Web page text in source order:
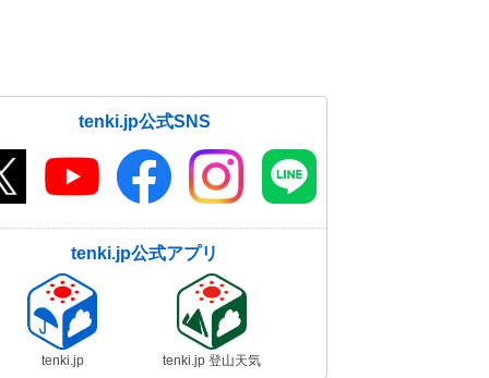
tenki.jp公式SNS
tenki.jp公式アプリ
tenki.jp tenki.jp 登山天気